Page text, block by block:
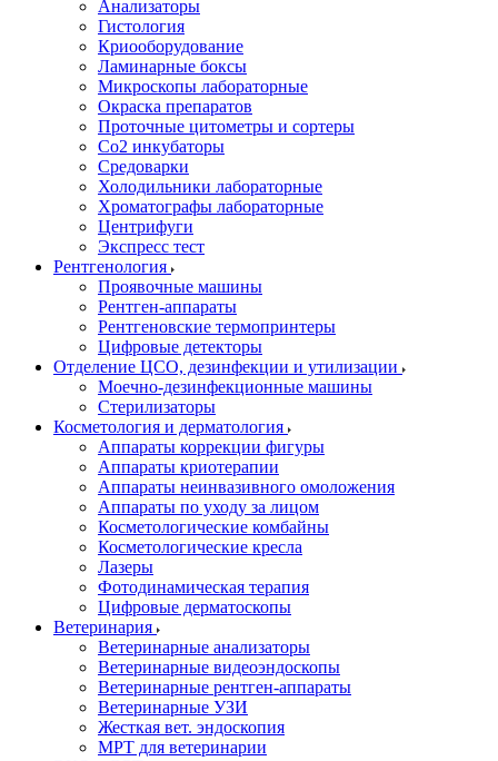
Анализаторы
Гистология
Криооборудование
Ламинарные боксы
Микроскопы лабораторные
Окраска препаратов
Проточные цитометры и сортеры
Со2 инкубаторы
Средоварки
Холодильники лабораторные
Хроматографы лабораторные
Центрифуги
Экспресс тест
Рентгенология
Проявочные машины
Рентген-аппараты
Рентгеновские термопринтеры
Цифровые детекторы
Отделение ЦСО, дезинфекции и утилизации
Моечно-дезинфекционные машины
Стерилизаторы
Косметология и дерматология
Аппараты коррекции фигуры
Аппараты криотерапии
Аппараты неинвазивного омоложения
Аппараты по уходу за лицом
Косметологические комбайны
Косметологические кресла
Лазеры
Фотодинамическая терапия
Цифровые дерматоскопы
Ветеринария
Ветеринарные анализаторы
Ветеринарные видеоэндоскопы
Ветеринарные рентген-аппараты
Ветеринарные УЗИ
Жесткая вет. эндоскопия
МРТ для ветеринарии